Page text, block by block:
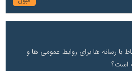
رسانه ها برای روابط عمومی ها و
است؟